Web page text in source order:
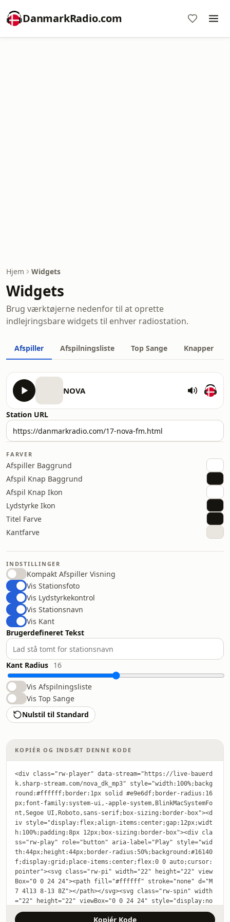
DanmarkRadio.com
Hjem Widgets
Widgets
Brug værktøjerne nedenfor til at oprette
indlejringsbare widgets til enhver radiostation.
Afspiller Afspilningsliste Top Sange Knapper
NOVA
Station URL
FARVER
Afspiller Baggrund
Afspil Knap Baggrund
Afspil Knap Ikon
Lydstyrke Ikon
Titel Farve
Kantfarve
INDSTILLINGER
Kompakt Afspiller Visning
Vis Stationsfoto
Vis Lydstyrkekontrol
Vis Stationsnavn
Vis Kant
Brugerdefineret Tekst
Kant Radius 16
Vis Afspilningsliste
Vis Top Sange
Nulstil til Standard
KOPIÉR OG INDSÆT DENNE KODE
<div class="rw-player" data-stream="https://live-bauerd
k.sharp-stream.com/nova_dk_mp3" style="width:100%;backg
round:#ffffff;border:1px solid #e9e6df;border-radius:16
px;font-family:system-ui,-apple-system,BlinkMacSystemFo
nt,Segoe UI,Roboto,sans-serif;box-sizing:border-box"><d
iv style="display:flex;align-items:center;gap:12px;widt
h:100%;padding:8px 12px;box-sizing:border-box"><div cla
ss="rw-play" role="button" aria-label="Play" style="wid
th:44px;height:44px;border-radius:50%;background:#16140
f;display:grid;place-items:center;flex:0 0 auto;cursor:
pointer"><svg class="rw-pi" width="22" height="22" view
Box="0 0 24 24"><path fill="#ffffff" stroke="none" d="M
7 4l13 8-13 8Z"></path></svg><svg class="rw-spin" width
="22" height="22" viewBox="0 0 24 24" style="display:no
ne"><circle cx="12" cy="12" r="9" fill="none" stroke="#
ffffff" stroke-width="2.5" stroke-linecap="round" strok
Kopiér Kode